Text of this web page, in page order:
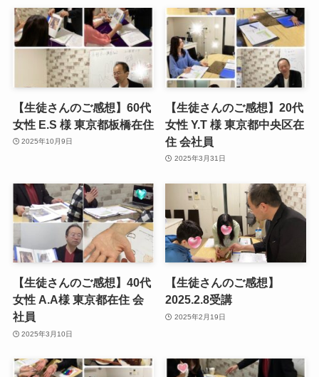
【生徒さんのご感想】60代
女性 E.S 様 東京都板橋在住
2025年10月9日
【生徒さんのご感想】20代
女性 Y.T 様 東京都中央区在
住 会社員
2025年3月31日
【生徒さんのご感想】40代
女性 A.A様 東京都在住 会
社員
2025年3月10日
【生徒さんのご感想】
2025.2.8受講
2025年2月19日